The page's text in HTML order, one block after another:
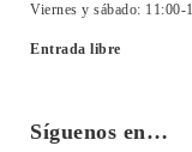
Viernes y sábado: 11:00-
Entrada libre
Síguenos en…